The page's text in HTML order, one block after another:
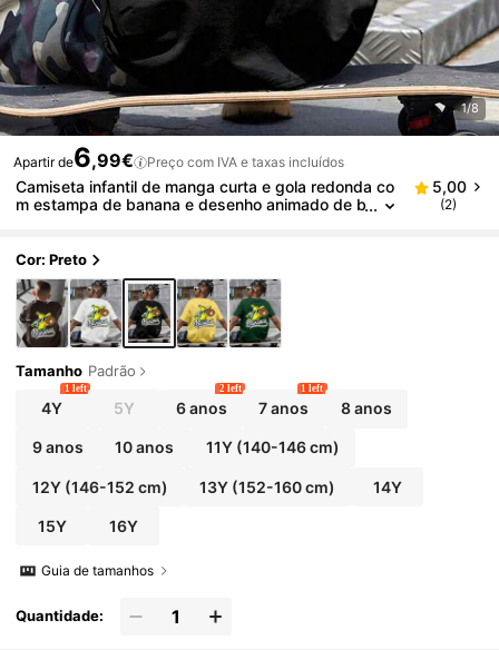
1/8
Apartir de6,99€ Preço com IVA e taxas incluídos
Camiseta infantil de manga curta e gola redonda co
m estampa de banana e desenho animado de b
5,00
(2)
Cor: Preto
Tamanho Padrão
4Y
1 left
5Y 6 anos
2 left
7 anos
1 left
8 anos
9 anos 10 anos 11Y(140-146 cm)
12Y(146-152 cm) 13Y (152-160 cm) 14Y
15Y 16Y
Guia de tamanhos
Quantidade: